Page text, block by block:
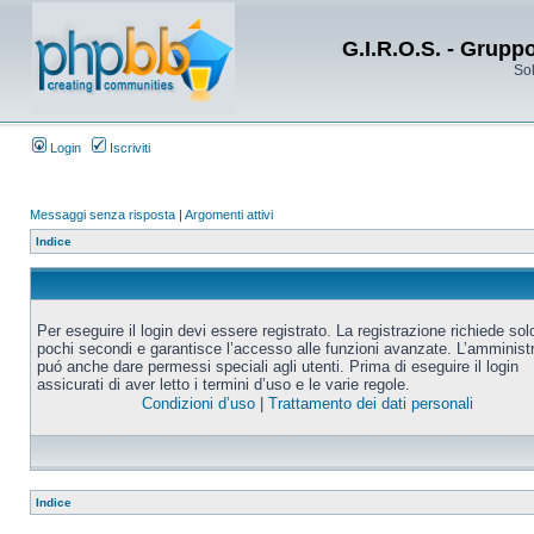
G.I.R.O.S. -
Login Iscriviti
Messaggi senza risposta | Argomenti attivi
Indice
Per eseguire il login devi essere registrato. La registrazione richiede
pochi secondi e garantisce l’accesso alle funzioni avanzate.
puó anche dare permessi speciali agli utenti. Prima di eseguire il login
assicurati di aver letto i termini d’uso e le varie regole.
Condizioni d’uso| Trattamento dei dati personali
Indice